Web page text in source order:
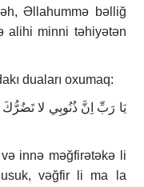
Əllahummə bəlliğ
alihi minni təhi­yətən
duaları oxumaq:
يَا رَبِّ اِنَّ ذُنُوبِي لا
innə məğfi­rə­tə­kə li
vəğfir li ma la